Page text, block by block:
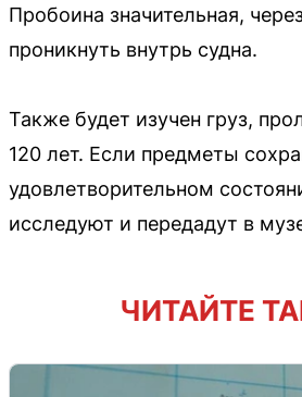
Пробоина значительная,
проникнуть внутрь судна.
Также будет изучен груз,
120 лет. Если предметы
удовлетворительном
исследуют и передадут в
ЧИТАЙТЕ